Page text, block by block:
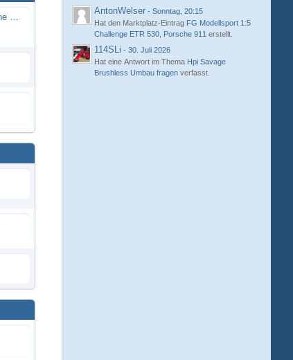
Renn / Erlebnis Bericht auf "Beside the Race"
AntonWelser - Sonntag, 20:15
Hat den Marktplatz-Eintrag FG Modellsport 1:5
Challenge ETR 530, Porsche 911 erstellt.
114SLi - 30. Juli 2026
Hat eine Antwort im Thema Hpi Savage
Brushless Umbau fragen verfasst.